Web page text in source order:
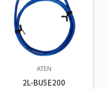
ATEN
2L-BU5E200